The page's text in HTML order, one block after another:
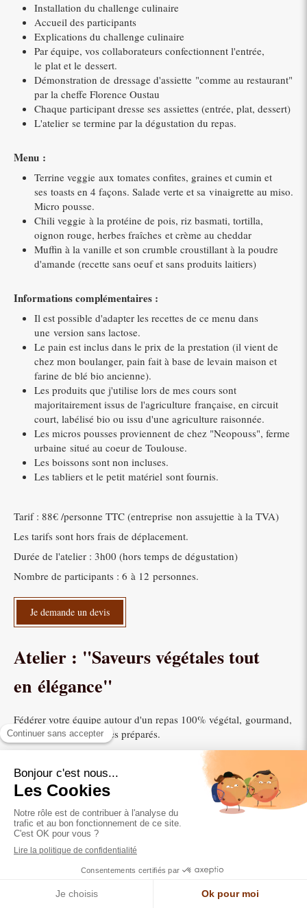
Installation du challenge culinaire
Accueil des participants
Explications du challenge culinaire
Par équipe, vos collaborateurs confectionnent l'entrée,
le plat et le dessert.
Démonstration de dressage d'assiette "comme au restaurant"
par la cheffe Florence Oustau
Chaque participant dresse ses assiettes (entrée, plat, dessert)
L'atelier se termine par la dégustation du repas.
Menu :
Terrine veggie aux tomates confites, graines et cumin et
ses toasts en 4 façons. Salade verte et sa vinaigrette au miso.
Micro pousse.
Chili veggie à la protéine de pois, riz basmati, tortilla,
oignon rouge, herbes fraîches et crème au cheddar
Muffin à la vanille et son crumble croustillant à la poudre
d'amande (recette sans oeuf et sans produits laitiers)
Informations complémentaires :
Il est possible d'adapter les recettes de ce menu dans
une version sans lactose.
Le pain est inclus dans le prix de la prestation (il vient de
chez mon boulanger, pain fait à base de levain maison et
farine de blé bio ancienne).
Les produits que j'utilise lors de mes cours sont
majoritairement issus de l'agriculture française, en circuit
court, labélisé bio ou issu d'une agriculture raisonnée.
Les micros pousses proviennent de chez "Neopouss", ferme
urbaine situé au coeur de Toulouse.
Les boissons sont non incluses.
Les tabliers et le petit matériel sont fournis.
Tarif : 88€ /personne TTC (entreprise non assujettie à la TVA)
Les tarifs sont hors frais de déplacement.
Durée de l'atelier : 3h00 (hors temps de dégustation)
Nombre de participants : 6 à 12 personnes.
Je demande un devis
Atelier : "Saveurs végétales tout
en élégance"
Fédérer votre équipe autour d'un repas 100% végétal, gourmand,
qu'ils auront eux-mêmes préparés.
Animé par la cheffe Florence Oustau, la cuisine végétale devient
un terrain d’expression collective où collaboration et plaisir sain
se rencontrent.
Cet atelier de cuisine invite vos collaborateurs à explorer une
cuisine colorée, équilibrée et inspirante.
Ensemble, ils cuisinent 3 recettes savoureuses à base de produits
frais et de saison, tout en développant leur esprit d’équipe et leur
créativité culinaire.